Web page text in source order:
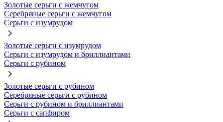
Золотые серьги с жемчугом
Серебряные серьги с жемчугом
Серьги с изумрудом
Золотые серьги с изумрудом
Серьги с изумрудом и бриллиантами
Серьги с рубином
Золотые серьги с рубином
Серебряные серьги с рубином
Серьги с рубином и бриллиантами
Серьги с сапфиром